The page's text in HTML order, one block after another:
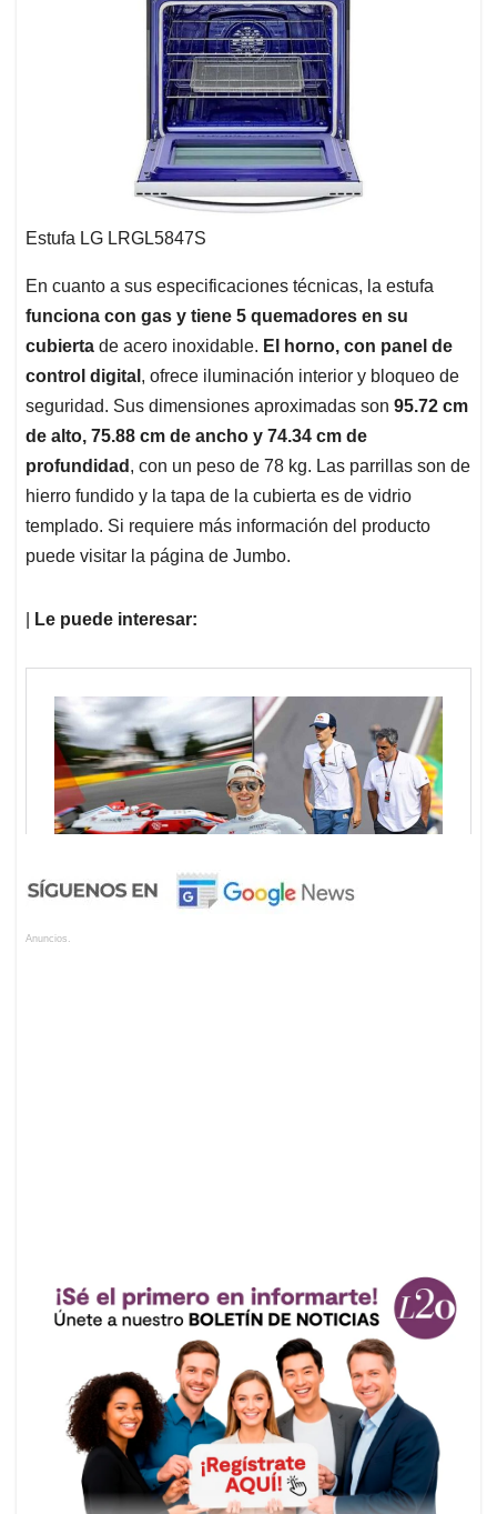
Estufa LG LRGL5847S
En cuanto a sus especificaciones técnicas, la estufa
funciona con gas y tiene 5 quemadores en su
cubierta de acero inoxidable. El horno, con panel de
control digital , ofrece iluminación interior y bloqueo de
seguridad. Sus dimensiones aproximadas son 95.72 cm
de alto, 75.88 cm de ancho y 74.34 cm de
profundidad , con un peso de 78 kg. Las parrillas son de
hierro fundido y la tapa de la cubierta es de vidrio
templado. Si requiere más información del producto
puede visitar la página de Jumbo.
Le puede interesar:
Anuncios.